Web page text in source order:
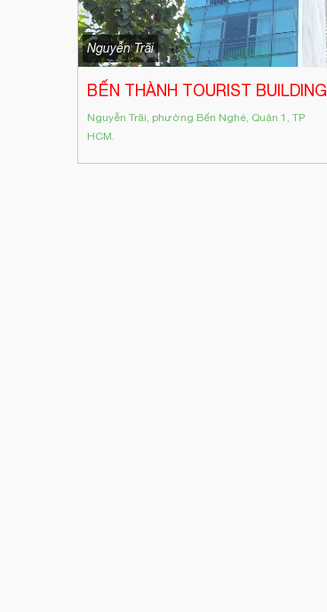
Nguyễn Trãi
BẾN THÀNH TOURIST BUILDING
Nguyễn Trãi, phường Bến Nghé, Quận 1, TP
HCM.